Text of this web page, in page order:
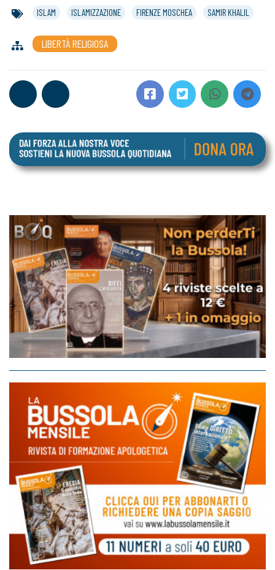
ISLAM ISLAMIZZAZIONE FIRENZE MOSCHEA SAMIR KHALIL
LIBERTÀ RELIGIOSA